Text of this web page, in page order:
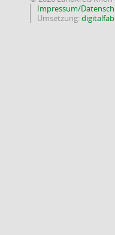
Impressum/
Umsetzung: